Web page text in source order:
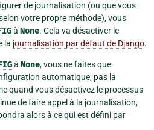
de journalisation (ou que vous
votre propre méthode), vous
à None. Cela va désactiver le
la journalisation par défaut de Django.
à None, vous ne faites que
automatique, pas la
quand vous désactivez le processus
de faire appel à la journalisation,
alors à ce qui est défini par